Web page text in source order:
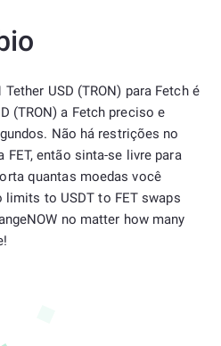
USD (TRON) para Fetch é
(TRON) a Fetch preciso e
Não há restrições no
FET, então sinta-se livre para
quantas moedas você
limits to USDT to FET swaps
no matter how many